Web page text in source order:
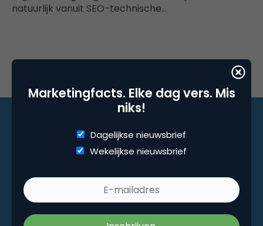
natuurlijk vanuit SEO-technische…
Marketingfacts. Elke dag vers. Mis
niks!
Dagelijkse nieuwsbrief
Wekelijkse nieuwsbrief
Marketingfacts. Elke dag vers. Mis niks!
Dagelijkse nieuwsbrief
Wekelijkse nieuwsbrief